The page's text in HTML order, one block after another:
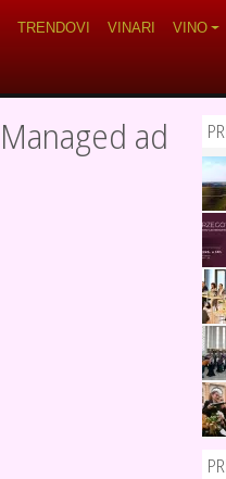
TRENDOVI VINARI VINO
Managed ad